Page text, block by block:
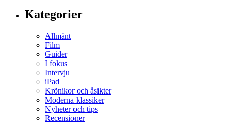
Kategorier
Allmänt
Film
Guider
I fokus
Intervju
iPad
Krönikor och åsikter
Moderna klassiker
Nyheter och tips
Recensioner